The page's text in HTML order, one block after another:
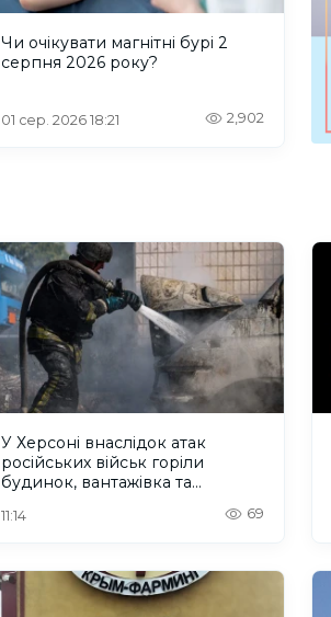
Чи очікувати магнітні бурі 2
серпня 2026 року?
01 сер. 2026 18:21 2,902
У Херсоні внаслідок атак
російських військ горіли
будинок, вантажівка та
11:14 69